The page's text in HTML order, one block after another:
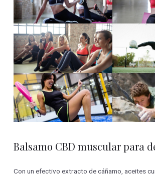
Balsamo CBD muscular para
Con un efectivo extracto de cáñamo, aceites